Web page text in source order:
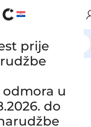
prije
u
do
/ KIA